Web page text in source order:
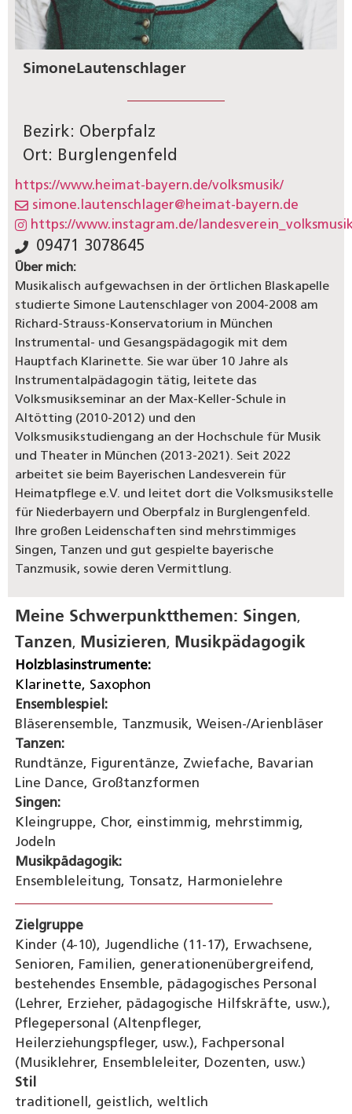
Simone Lautenschlager
Bezirk: Oberpfalz
Ort: Burglengenfeld
https://www.heimat-bayern.de/volksmusik/
simone.lautenschlager@heimat-bayern.de
https://www.instagram.de/
09471 3078645
Über mich:
Musikalisch aufgewachsen in der örtlichen Blaskapelle
studierte Simone Lautenschlager von 2004-2008 am
Richard-Strauss-Konservatorium in München
Instrumental- und Gesangspädagogik mit dem
Hauptfach Klarinette. Sie war über 10 Jahre als
Instrumentalpädagogin tätig, leitete das
Volksmusikseminar an der Max-Keller-Schule in
Altötting (2010-2012) und den
Volksmusikstudiengang an der Hochschule für Musik
und Theater in München (2013-2021). Seit 2022
arbeitet sie beim Bayerischen Landesverein für
Heimatpflege e.V. und leitet dort die Volksmusikstelle
für Niederbayern und Oberpfalz in Burglengenfeld.
Ihre großen Leidenschaften sind mehrstimmiges
Singen, Tanzen und gut gespielte bayerische
Tanzmusik, sowie deren Vermittlung.
Meine Schwerpunktthemen: Singen,
Tanzen, Musizieren, Musikpädagogik
Holzblasinstrumente:
Klarinette, Saxophon
Ensemblespiel:
Bläserensemble, Tanzmusik, Weisen-/Arienbläser
Tanzen:
Rundtänze, Figurentänze, Zwiefache, Bavarian
Line Dance, Großtanzformen
Singen:
Kleingruppe, Chor, einstimmig, mehrstimmig,
Jodeln
Musikpädagogik:
Ensembleleitung, Tonsatz, Harmonielehre
Zielgruppe
Kinder (4-10), Jugendliche (11-17), Erwachsene,
Senioren, Familien, generationenübergreifend,
bestehendes Ensemble, pädagogisches Personal
(Lehrer, Erzieher, pädagogische Hilfskräfte, usw.),
Pflegepersonal (Altenpfleger,
Heilerziehungspfleger, usw.), Fachpersonal
(Musiklehrer, Ensembleleiter, Dozenten, usw.)
Stil
traditionell, geistlich, weltlich